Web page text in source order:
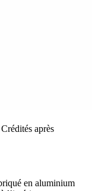
Crédités après
en aluminium